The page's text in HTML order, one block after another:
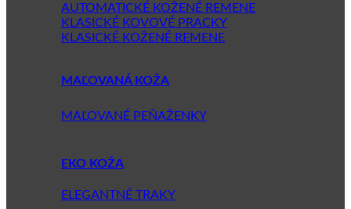
AUTOMATICKÉ KOŽENÉ REMENE
KLASICKÉ KOVOVÉ PRACKY
KLASICKÉ KOŽENÉ REMENE
MAĽOVANÁ KOŽA
MAĽOVANÉ PEŇAŽENKY
EKO KOŽA
ELEGANTNÉ TRAKY